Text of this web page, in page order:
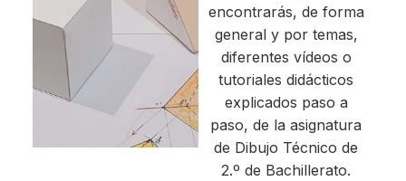
encontrarás, de forma
general y por temas,
diferentes vídeos o
tutoriales didácticos
explicados paso a
paso, de la asignatura
de Dibujo Técnico de
2.º de Bachillerato.